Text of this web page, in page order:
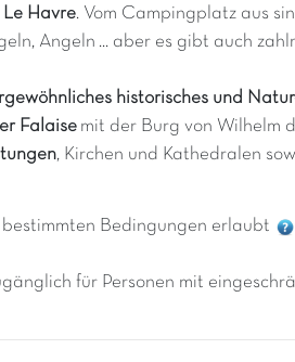
Le Havre. Vom Campingplatz aus
Angeln ... aber es gibt auch
historisches und
Falaise mit der Burg von Wilhelm
, Kirchen und Kathedralen
Bedingungen erlaubt
für Personen mit